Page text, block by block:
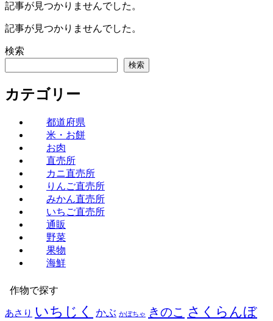
記事が見つかりませんでした。
記事が見つかりませんでした。
検索
検索
カテゴリー
都道府県
米・お餅
お肉
直売所
カニ直売所
りんご直売所
みかん直売所
いちご直売所
通販
野菜
果物
海鮮
作物で探す
あさり いちじく かぶ かぼちゃ きのこ さくらんぼ